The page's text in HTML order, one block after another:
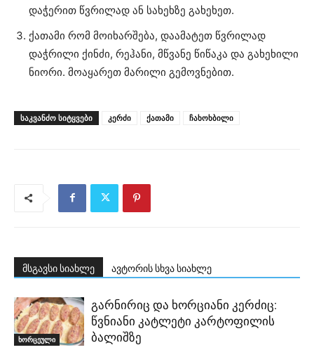
დაჭერით წვრილად ან სახეხზე გახეხეთ.
ქათამი რომ მოიხარშება, დაამატეთ წვრილად
დაჭრილი ქინძი, რეჰანი, მწვანე წიწაკა და გახეხილი
ნიორი. მოაყარეთ მარილი გემოვნებით.
ᲡᲐᲙᲕᲐᲜᲫᲝ ᲡᲘᲢᲧᲕᲔᲑᲘ კერძი ქათამი ჩახოხბილი
მსგავსი სიახლე ავტორის სხვა სიახლე
ხორცეული
გარნირიც და ხორციანი კერძიც:
წვნიანი კატლეტი კარტოფილის
ბალიშზე